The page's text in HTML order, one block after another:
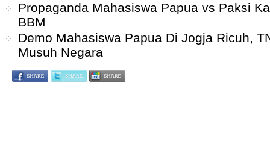
Propaganda Mahasiswa Papua vs Paksi
BBM
Demo Mahasiswa Papua Di Jogja Ricuh,
Musuh Negara